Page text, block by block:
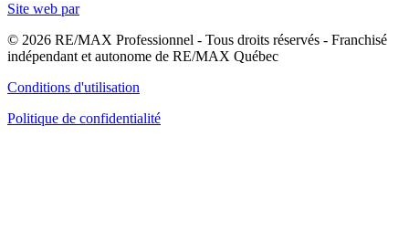
Site web par
© 2026 RE/MAX Professionnel - Tous droits réservés - Franchisé
indépendant et autonome de RE/MAX Québec
Conditions d'utilisation
Politique de confidentialité